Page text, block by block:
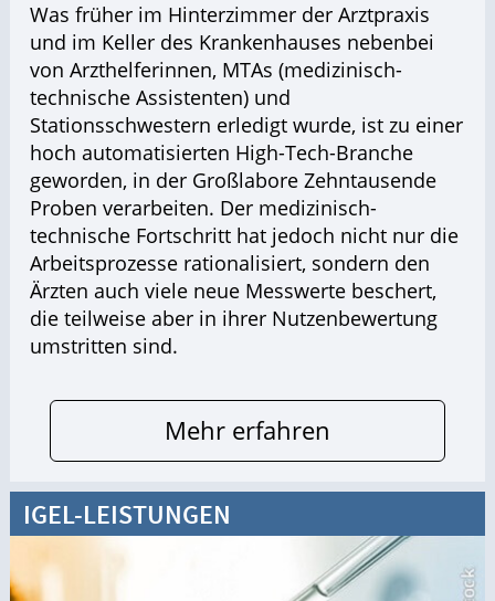
Was früher im Hinterzimmer der Arztpraxis
und im Keller des Krankenhauses nebenbei
von Arzthelferinnen, MTAs (medizinisch-
technische Assistenten) und
Stationsschwestern erledigt wurde, ist zu einer
hoch automatisierten High-Tech-Branche
geworden, in der Großlabore Zehntausende
Proben verarbeiten. Der medizinisch-
technische Fortschritt hat jedoch nicht nur die
Arbeitsprozesse rationalisiert, sondern den
Ärzten auch viele neue Messwerte beschert,
die teilweise aber in ihrer Nutzenbewertung
umstritten sind.
Mehr erfahren
IGEL-LEISTUNGEN